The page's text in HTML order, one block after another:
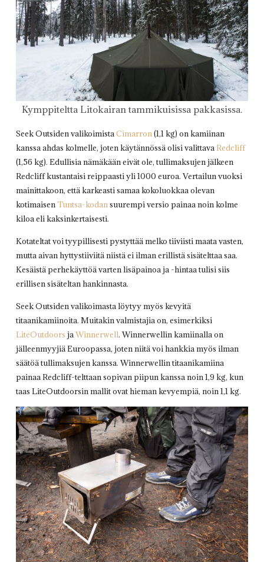
Kymppiteltta Litokairan tammikuisissa pakkasissa.
Seek Outsiden valikoimista Cimarron (1,1 kg) on kamiinan
kanssa ahdas kolmelle, joten käytännössä olisi valittava Redcliff
(1,56 kg). Edullisia nämäkään eivät ole, tullimaksujen jälkeen
Redcliff kustantaisi reippaasti yli 1000 euroa. Vertailun vuoksi
mainittakoon, että karkeasti samaa kokoluokkaa olevan
kotimaisen Tuntsa-kodan suurempi versio painaa noin kolme
kiloa eli kaksinkertaisesti.
Kotateltat voi tyypillisesti pystyttää melko tiiviisti maata vasten,
mutta aivan hyttystiiviitä niistä ei ilman erillistä sisätelttaa saa.
Kesäistä perhekäyttöä varten lisäpainoa ja -hintaa tulisi siis
erillisen sisäteltan hankinnasta.
Seek Outsiden valikoimasta löytyy myös kevyitä
titaanikamiinoita. Muitakin valmistajia on, esimerkiksi
LiteOutdoors jaWinnerwell. Winnerwellin kamiinalla on
jälleenmyyjiä Euroopassa, joten niitä voi hankkia myös ilman
säätöä tullimaksujen kanssa. Winnerwellin titaanikamiina
painaa Redcliff-telttaan sopivan piipun kanssa noin 1,9 kg, kun
taas LiteOutdoorsin mallit ovat hieman kevyempiä, noin 1,1 kg.